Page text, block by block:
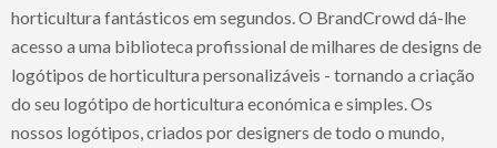
horticultura fantásticos em segundos. O BrandCrowd dá-lhe
acesso a uma biblioteca profissional de milhares de designs de
logótipos de horticultura personalizáveis - tornando a criação
do seu logótipo de horticultura económica e simples. Os
nossos logótipos, criados por designers de todo o mundo,